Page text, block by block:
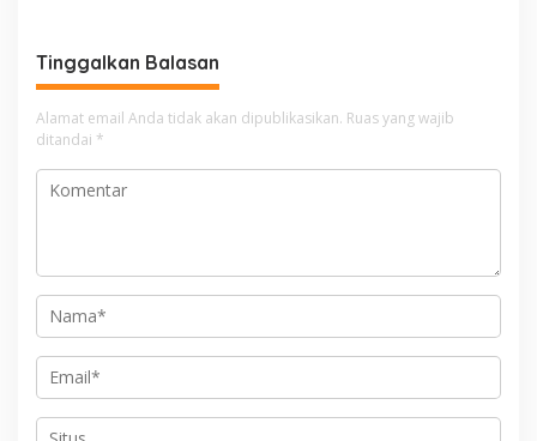
g
a
s
i
p
Tinggalkan Balasan
Alamat email Anda tidak akan dipublikasikan. Ruas yang wajib
ditandai *